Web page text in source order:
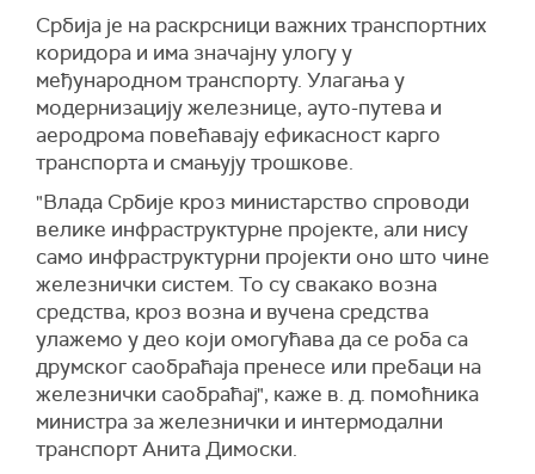
Србија је на раскрсници важних транспортних
коридора и има значајну улогу у
међународном транспорту. Улагања у
модернизацију железнице, ауто-путева и
аеродрома повећавају ефикасност карго
транспорта и смањују трошкове.
"Влада Србије кроз министарство спроводи
велике инфраструктурне пројекте, али нису
само инфраструктурни пројекти оно што чине
железнички систем. То су свакако возна
средства, кроз возна и вучена средства
улажемо у део који омогућава да се роба са
друмског саобраћаја пренесе или пребаци на
железнички саобраћај", каже в. д. помоћника
министра за железнички и интермодални
транспорт Анита Димоски.